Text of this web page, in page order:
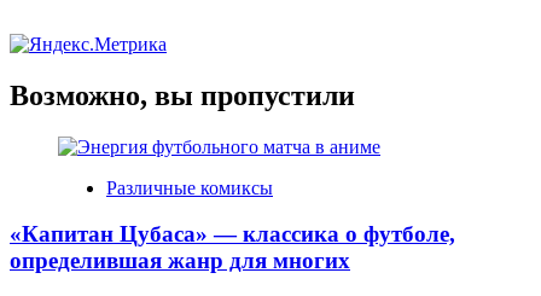
Возможно, вы пропустили
Различные комиксы
«Капитан Цубаса» — классика о футболе,
определившая жанр для многих